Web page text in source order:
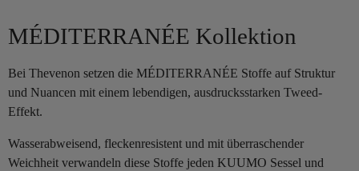
MÉDITERRANÉE Kollektion
Bei Thevenon setzen die MÉDITERRANÉE Stoffe auf Struktur
und Nuancen mit einem lebendigen, ausdrucksstarken Tweed-
Effekt.
Wasserabweisend, fleckenresistent und mit überraschender
Weichheit verwandeln diese Stoffe jeden KUUMO Sessel und